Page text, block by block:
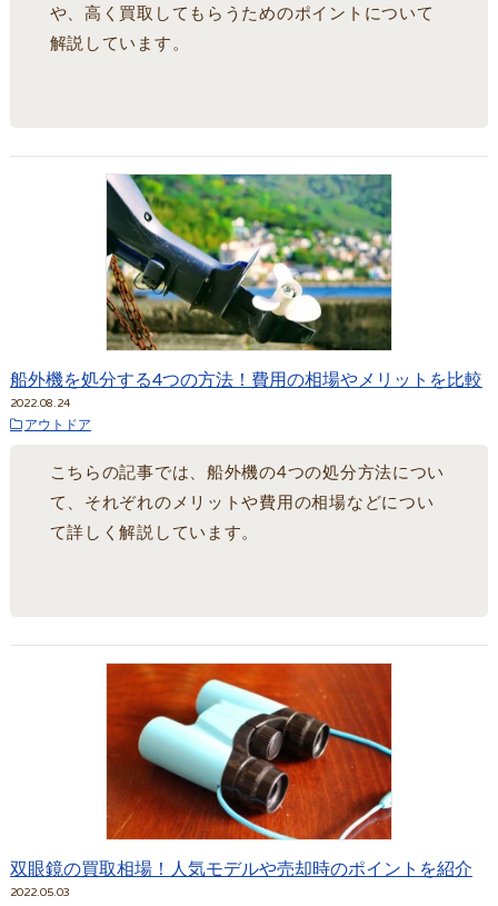
や、高く買取してもらうためのポイントについて
解説しています。
船外機を処分する4つの方法！費用の相場やメリットを比較
2022.08.24
アウトドア
こちらの記事では、船外機の4つの処分方法につい
て、それぞれのメリットや費用の相場などについ
て詳しく解説しています。
双眼鏡の買取相場！人気モデルや売却時のポイントを紹介
2022.05.03